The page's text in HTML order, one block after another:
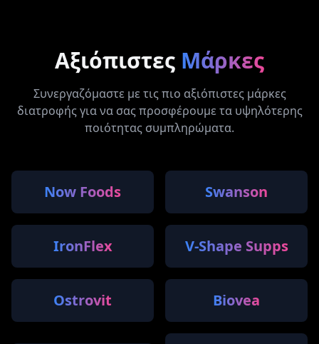
Αξιόπιστες Μάρκες
Συνεργαζόμαστε με τις πιο αξιόπιστες μάρκες
διατροφής για να σας προσφέρουμε τα υψηλότερης
ποιότητας συμπληρώματα.
Now Foods Swanson
IronFlex V-Shape Supps
Ostrovit Biovea